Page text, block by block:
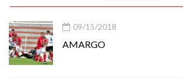
09/15/2018
AMARGO